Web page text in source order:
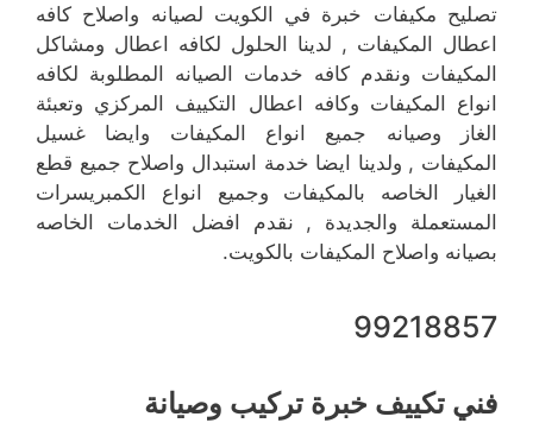
تصليح مكيفات خبرة في الكويت لصيانه واصلاح كافه
اعطال المكيفات , لدينا الحلول لكافه اعطال ومشاكل
المكيفات ونقدم كافه خدمات الصيانه المطلوبة لكافه
انواع المكيفات وكافه اعطال التكييف المركزي وتعبئة
الغاز وصيانه جميع انواع المكيفات وايضا غسيل
المكيفات , ولدينا ايضا خدمة استبدال واصلاح جميع قطع
الغيار الخاصه بالمكيفات وجميع انواع الكمبريسرات
المستعملة والجديدة , نقدم افضل الخدمات الخاصه
بصيانه واصلاح المكيفات بالكويت.
99218857
فني تكييف خبرة تركيب وصيانة